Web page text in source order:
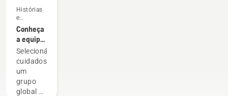
Histórias
e
inspiração
Conheça
a equipa
H da
Husqvarna
– os
nossos
utilizadores
Selecionámos
cuidadosamente
um
grupo
global de